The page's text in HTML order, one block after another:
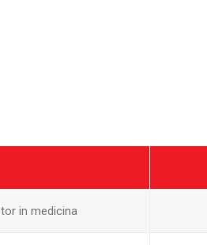
in medicina